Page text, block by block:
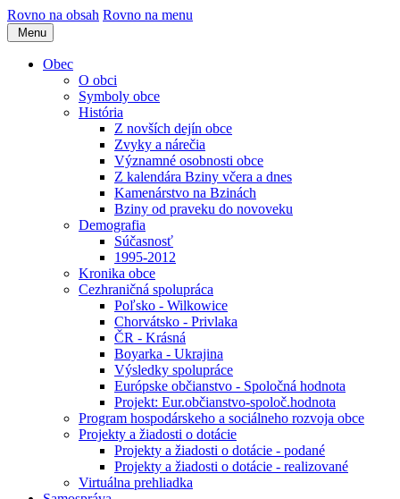
Rovno na obsah Rovno na menu
Menu
Obec
O obci
Symboly obce
História
Z novších dejín obce
Zvyky a nárečia
Významné osobnosti obce
Z kalendára Bziny včera a dnes
Kamenárstvo na Bzinách
Bziny od praveku do novoveku
Demografia
Súčasnosť
1995-2012
Kronika obce
Cezhraničná spolupráca
Poľsko - Wilkowice
Chorvátsko - Privlaka
ČR - Krásná
Boyarka - Ukrajina
Výsledky spolupráce
Európske občianstvo - Spoločná hodnota
Projekt: Eur.občianstvo-spoloč.hodnota
Program hospodárskeho a sociálneho rozvoja obce
Projekty a žiadosti o dotácie
Projekty a žiadosti o dotácie - podané
Projekty a žiadosti o dotácie - realizované
Virtuálna prehliadka